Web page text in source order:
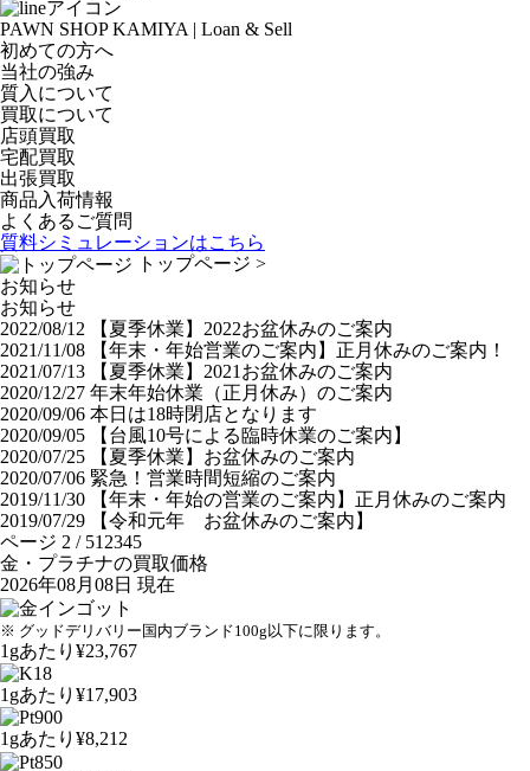
PAWN SHOP KAMIYA | Loan & Sell
初めての方へ
当社の強み
質入について
買取について
店頭買取
宅配買取
出張買取
商品入荷情報
よくあるご質問
質料シミュレーションはこちら
トップページ >
お知らせ
お知らせ
2022/08/12
【夏季休業】2022お盆休みのご案内
2021/11/08
【年末・年始営業のご案内】正月休みのご案内！
2021/07/13
【夏季休業】2021お盆休みのご案内
2020/12/27 年末年始休業（正月休み）のご案内
2020/09/06 本日は18時閉店となります
2020/09/05
【台風10号による臨時休業のご案内】
2020/07/25
【夏季休業】お盆休みのご案内
2020/07/06 緊急！営業時間短縮のご案内
2019/11/30
【年末・年始の営業のご案内】正月休みのご案内
2019/07/29
【令和元年 お盆休みのご案内】
ページ 2 / 51 2345
金・プラチナの買取価格
2026年08月08日 現在
※ グッドデリバリー国内ブランド100g以下に限ります。
1gあたり ¥23,767
1gあたり ¥17,903
1gあたり ¥8,212